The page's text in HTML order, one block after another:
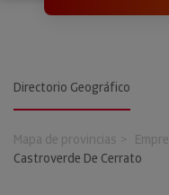
Directorio Geográfico
Mapa de provincias
Castroverde De Cerrato